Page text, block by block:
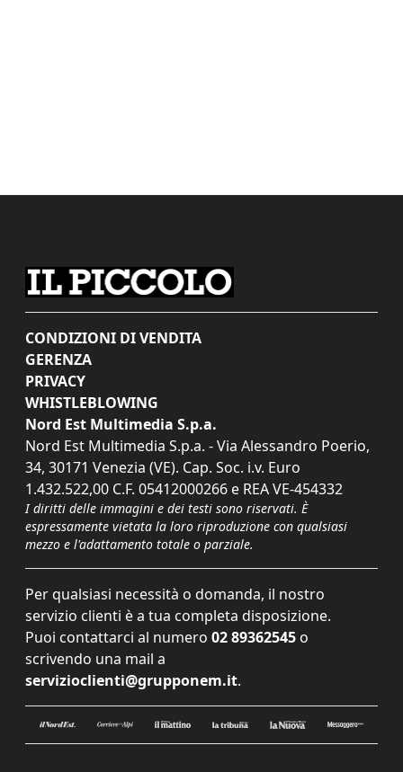
CONDIZIONI DI VENDITA
GERENZA
PRIVACY
WHISTLEBLOWING
Nord Est Multimedia S.p.a.
Nord Est Multimedia S.p.a. - Via Alessandro Poerio,
34, 30171 Venezia (VE). Cap. Soc. i.v. Euro
1.432.522,00 C.F. 05412000266 e REA VE-454332
I diritti delle immagini e dei testi sono riservati. È
espressamente vietata la loro riproduzione con qualsiasi
mezzo e l'adattamento totale o parziale.
Per qualsiasi necessità o domanda, il nostro
servizio clienti è a tua completa disposizione.
Puoi contattarci al numero 02 89362545 o
scrivendo una mail a
servizioclienti@grupponem.it.